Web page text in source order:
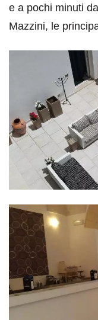
e a pochi minuti
Mazzini, le